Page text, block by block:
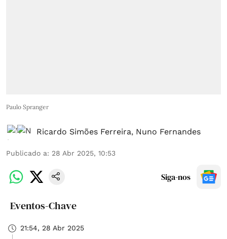
Paulo Spranger
Ricardo Simões Ferreira, Nuno Fernandes
Publicado a: 28 Abr 2025, 10:53
Siga-nos
Eventos-Chave
21:54, 28 Abr 2025